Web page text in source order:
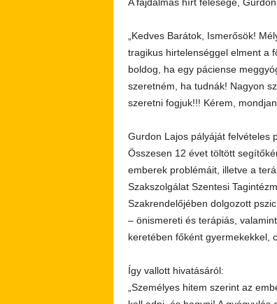
„Kedves Barátok, Ismerősök!
tragikus hirtelenséggel elment a
boldog, ha egy páciense
szeretném, ha tudnák! Nagyon
szeretni fogjuk!!! Kérem,
Gurdon Lajos pályáját felvételes
Összesen 12 évet töltött
emberek problémáit, illetve a
Szakszolgálat Szentesi
Szakrendelőjében dolgozott
– önismereti és terápiás,
keretében főként gyermekekkel,
Így vallott hivatásáról:
„Személyes hitem szerint az